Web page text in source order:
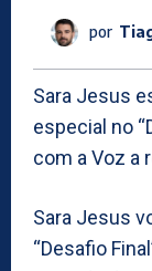
por
Sara Jesus
especial no
com a Voz a
Sara Jesus
“Desafio